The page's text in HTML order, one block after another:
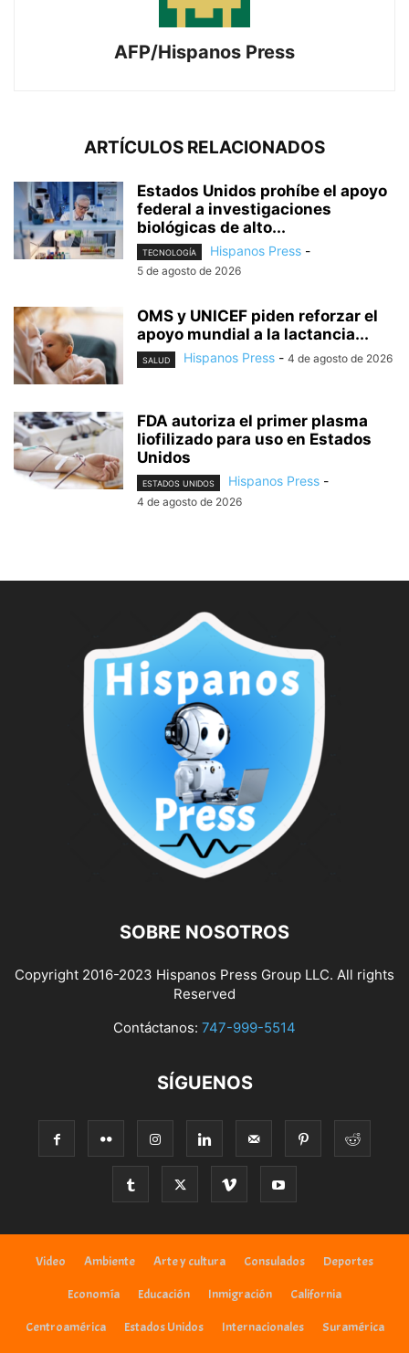
AFP/Hispanos Press
ARTÍCULOS RELACIONADOS
Estados Unidos prohíbe el apoyo
federal a investigaciones
biológicas de alto...
TECNOLOGÍA Hispanos Press -
5 de agosto de 2026
OMS y UNICEF piden reforzar el
apoyo mundial a la lactancia...
SALUD Hispanos Press - 4 de agosto de 2026
FDA autoriza el primer plasma
liofilizado para uso en Estados
Unidos
ESTADOS UNIDOS Hispanos Press -
4 de agosto de 2026
SOBRE NOSOTROS
Copyright 2016-2023 Hispanos Press Group LLC. All rights
Reserved
Contáctanos: 747-999-5514
SÍGUENOS
Video Ambiente Arte y cultura Consulados Deportes
Economía Educación Inmigración California
Centroamérica Estados Unidos Internacionales Suramérica